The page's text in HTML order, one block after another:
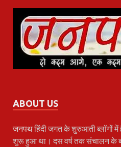
ABOUT US
जनपथहिंदी जगत के शुरुआती ब्लॉगों
शुरू हुआ था। दस वर्ष तक संचालन के